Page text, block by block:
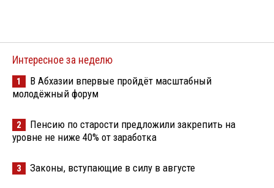
Интересное за неделю
1
В Абхазии впервые пройдёт масштабный
молодёжный форум
2
Пенсию по старости предложили закрепить на
уровне не ниже 40% от заработка
3 Законы, вступающие в силу в августе